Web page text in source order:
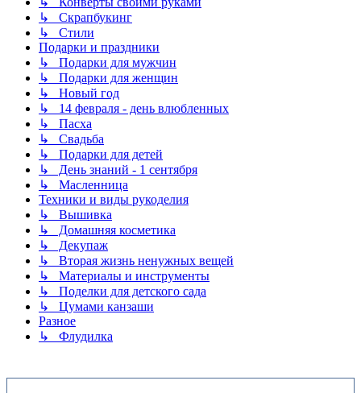
↳ Скрапбукинг
↳ Стили
Подарки и праздники
↳ Подарки для мужчин
↳ Подарки для женщин
↳ Новый год
↳ 14 февраля - день влюбленных
↳ Пасха
↳ Свадьба
↳ Подарки для детей
↳ День знаний - 1 сентября
↳ Масленница
Техники и виды рукоделия
↳ Вышивка
↳ Домашняя косметика
↳ Декупаж
↳ Вторая жизнь ненужных вещей
↳ Материалы и инструменты
↳ Поделки для детского сада
↳ Цумами канзаши
Разное
↳ Флудилка